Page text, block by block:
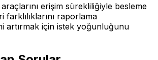
erişim sürekliliğiyle besleme
farklılıklarını raporlama
artırmak için istek yoğunluğunu